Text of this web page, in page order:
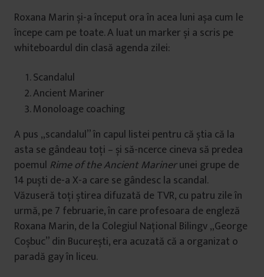
Roxana Marin și-a început ora în acea luni așa cum le
începe cam pe toate. A luat un marker și a scris pe
whiteboardul din clasă agenda zilei:
Scandalul
Ancient Mariner
Monoloage coaching
A pus „scandalul” în capul listei pentru că știa că la
asta se gândeau toți – și să-ncerce cineva să predea
poemul Rime of the Ancient Marinerunei grupe de
14 puști de-a X-a care se gândesc la scandal.
Văzuseră toți știrea difuzată de TVR, cu patru zile în
urmă, pe 7 februarie, în care profesoara de engleză
Roxana Marin, de la Colegiul Național Bilingv „George
Coșbuc” din București, era acuzată că a organizat o
paradă gay în liceu.